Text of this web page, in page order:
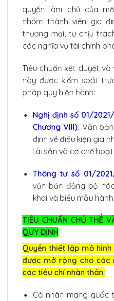
quyền làm chủ của
nhóm thành viên gia
thương mại, tự chịu
các nghĩa vụ tài chính
Tiêu chuẩn xét duyệt
này được kiểm soát
pháp quy hiện hành:
Nghị định số 01/
Chương VIII): Văn
định về điều kiện gia
tài sản và cơ chế
Thông tư số 01/
văn bản đồng bộ
khai và biểu mẫu
TIÊU CHUẨN CHỦ THỂ
QUY ĐỊNH
Quyền thiết lập mô
được mở rộng cho các
các tiêu chí nhân thân:
Cá nhân mang quốc